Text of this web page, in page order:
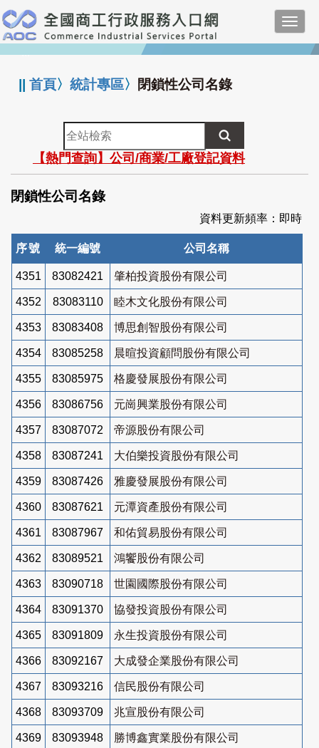
跳
到
主
要
:::
||首頁〉統計專區〉 閉鎖性公司名錄
全
站
檢
索
【熱門查詢】公司/商業/工廠登記資料
閉鎖性公司名錄
資料更新頻率：即時
序號 統一編號 公司名稱
4351 83082421 肇柏投資股份有限公司
4352 83083110 睦木文化股份有限公司
4353 83083408 博思創智股份有限公司
4354 83085258 晨暄投資顧問股份有限公司
4355 83085975 格慶發展股份有限公司
4356 83086756 元崗興業股份有限公司
4357 83087072 帝源股份有限公司
4358 83087241 大伯樂投資股份有限公司
4359 83087426 雅慶發展股份有限公司
4360 83087621 元潭資產股份有限公司
4361 83087967 和佑貿易股份有限公司
4362 83089521 鴻饗股份有限公司
4363 83090718 世園國際股份有限公司
4364 83091370 協發投資股份有限公司
4365 83091809 永生投資股份有限公司
4366 83092167 大成發企業股份有限公司
4367 83093216 信民股份有限公司
4368 83093709 兆宣股份有限公司
4369 83093948 勝博鑫實業股份有限公司